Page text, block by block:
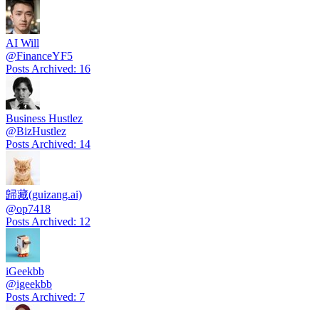
AI Will
@FinanceYF5
Posts Archived: 16
Business Hustlez
@BizHustlez
Posts Archived: 14
歸藏(guizang.ai)
@op7418
Posts Archived: 12
iGeekbb
@igeekbb
Posts Archived: 7